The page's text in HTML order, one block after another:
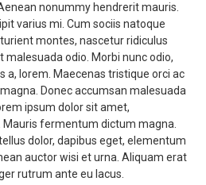
nonummy hendrerit mauris.
varius mi. Cum sociis natoque
montes, nascetur ridiculus
malesuada odio. Morbi nunc odio,
a, lorem. Maecenas tristique orci ac
Donec accumsan malesuada
ipsum dolor sit amet,
Mauris fermentum dictum magna.
dolor, dapibus eget, elementum
auctor wisi et urna. Aliquam erat
rutrum ante eu lacus.